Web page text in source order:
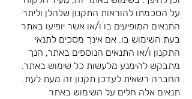
על הסכמתו להוראות התקנון שלהלן וליתר
התנאים המופיעים בו ו/או אשר יופיעו באתר
בעת השימוש בו. אם אינך מסכים לתנאי
התקנון ו/או התנאים הנוספים באתר, הנך
מתבקש להימנע מלעשות כל שימוש באתר.
החברה רשאית לעדכן תקנון זה מעת לעת.
תנאים אלה חלים על השימוש באתר